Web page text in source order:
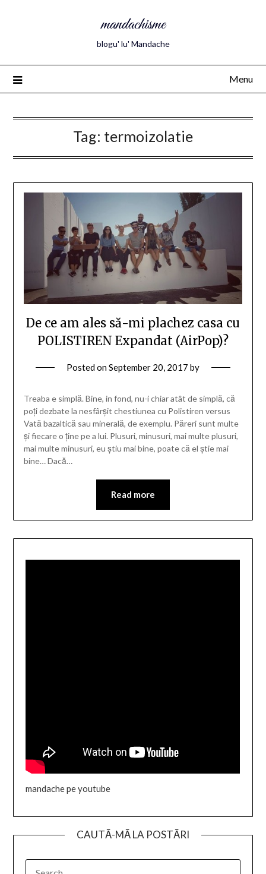
mandachisme
blogu' lu' Mandache
Menu
Tag: termoizolatie
De ce am ales să-mi plachez casa cu
POLISTIREN Expandat (AirPop)?
Posted onSeptember 20, 2017 by
Treaba e simplă. Bine, in fond, nu-i chiar atât de simplă, că
poți dezbate la nesfârșit chestiunea cu Polistiren versus
Vată bazaltică sau minerală, de exemplu. Păreri sunt multe
și fiecare o ține pe a lui. Plusuri, minusuri, mai multe plusuri,
mai multe minusuri, eu știu mai bine, poate că el știe mai
bine… Dacă…
Read more
mandache pe youtube
CAUTĂ-MĂ LA POSTĂRI